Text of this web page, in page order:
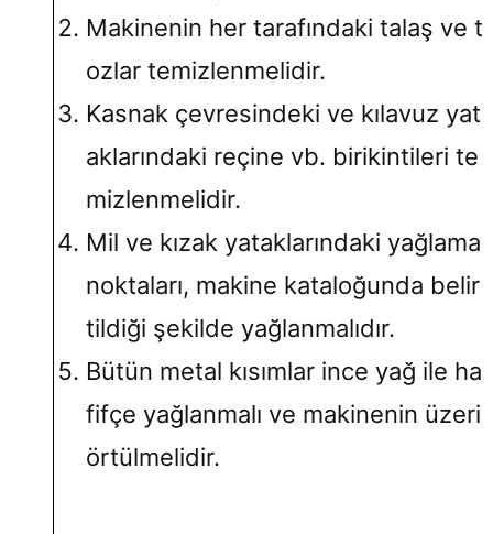
Makinenin her tarafındaki talaş ve t
ozlar temizlenmelidir.
Kasnak çevresindeki ve kılavuz yat
aklarındaki reçine vb. birikintileri te
mizlenmelidir.
Mil ve kızak yataklarındaki yağlama
noktaları, makine kataloğunda belir
tildiği şekilde yağlanmalıdır.
Bütün metal kısımlar ince yağ ile ha
fifçe yağlanmalı ve makinenin üzeri
örtülmelidir.